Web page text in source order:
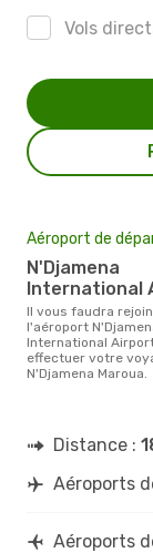
Vols
Aéroport de
N'Djamena
International
Il vous faudra rejoindre
l'aéroport
International
effectuer votre
N'Djamena Maroua.
Distance :
Aéroports
Aéroports